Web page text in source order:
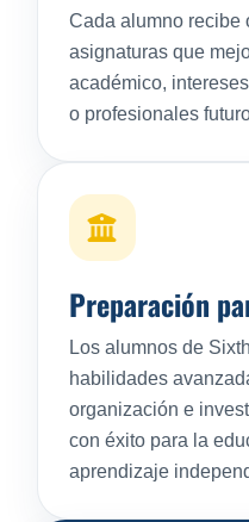
Cada alumno recibe
asignaturas que
académico,
o profesionales
Preparación
Los alumnos de
habilidades
organización e
con éxito para la
aprendizaje